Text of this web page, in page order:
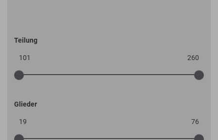
Teilung
Glieder